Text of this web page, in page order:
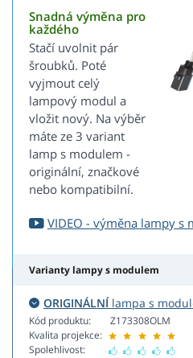
Snadná výměna pro
každého
Stačí uvolnit pár
šroubků. Poté
vyjmout celý
lampový modul a
vložit nový. Na výběr
máte ze 3 variant
lamp s modulem -
originální, značkové
nebo kompatibilní.
VIDEO - výměna lampy s
Varianty lampy s modulem
ORIGINÁLNÍlampa s
Kód produktu:
Kvalita projekce:
Spolehlivost:
Z173308OLM